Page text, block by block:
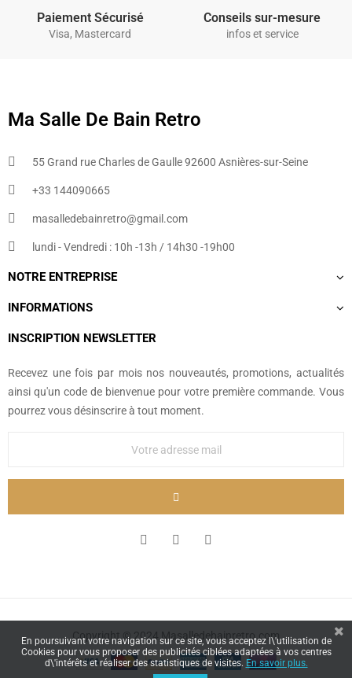
Paiement Sécurisé
Visa, Mastercard
Conseils sur-mesure
infos et service
Ma Salle De Bain Retro
55 Grand rue Charles de Gaulle 92600 Asnières-sur-Seine
+33 144090665​
masalledebainretro@gmail.com
lundi - Vendredi : 10h -13h / 14h30 -19h00
NOTRE ENTREPRISE
INFORMATIONS
INSCRIPTION NEWSLETTER
Recevez une fois par mois nos nouveautés, promotions, actualités
ainsi qu'un code de bienvenue pour votre première commande. Vous
pourrez vous désinscrire à tout moment.
Copyright © 2024 Masalledebainretro.com
En poursuivant votre navigation sur ce site, vous acceptez l\'utilisation de
Cookies pour vous proposer des publicités ciblées adaptées à vos centres
d\'intérêts et réaliser des statistiques de visites. En savoir plus.